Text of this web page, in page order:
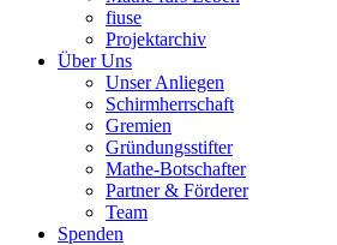
fiuse
Projektarchiv
Über Uns
Unser Anliegen
Schirmherrschaft
Gremien
Gründungsstifter
Mathe-Botschafter
Partner & Förderer
Team
Spenden